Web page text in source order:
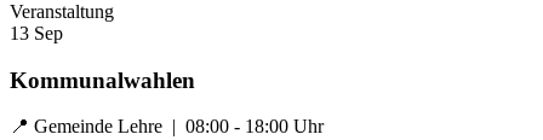
Veranstaltung
13 Sep
Kommunalwahlen
📍 Gemeinde Lehre | 08:00 - 18:00 Uhr